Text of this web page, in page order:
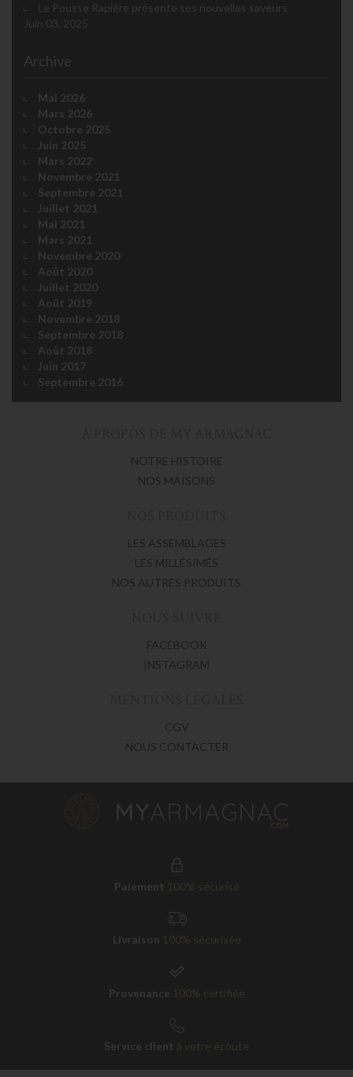
Le Pousse Rapière présente ses nouvelles saveurs
Juin 03, 2025
Archive
Mai 2026
Mars 2026
Octobre 2025
Juin 2025
Mars 2022
Novembre 2021
Septembre 2021
Juillet 2021
Mai 2021
Mars 2021
Novembre 2020
Août 2020
Juillet 2020
Août 2019
Novembre 2018
Septembre 2018
Août 2018
Juin 2017
Septembre 2016
NOTRE HISTOIRE
NOS MAISONS
LES ASSEMBLAGES
LES MILLÉSIMÉS
NOS AUTRES PRODUITS
FACEBOOK
INSTAGRAM
CGV
NOUS CONTACTER
Paiement
Livraison
Provenance
Service client